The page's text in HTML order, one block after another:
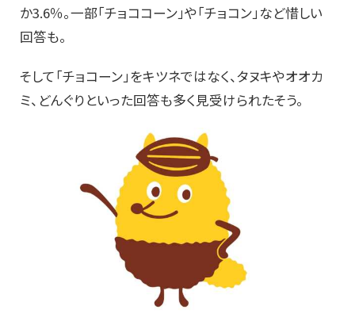
か3.6％。一部「チョココーン」や「チョコン」など惜しい
回答も。
そして「チョコーン」をキツネではなく、タヌキやオオカ
ミ、どんぐりといった回答も多く見受けられたそう。